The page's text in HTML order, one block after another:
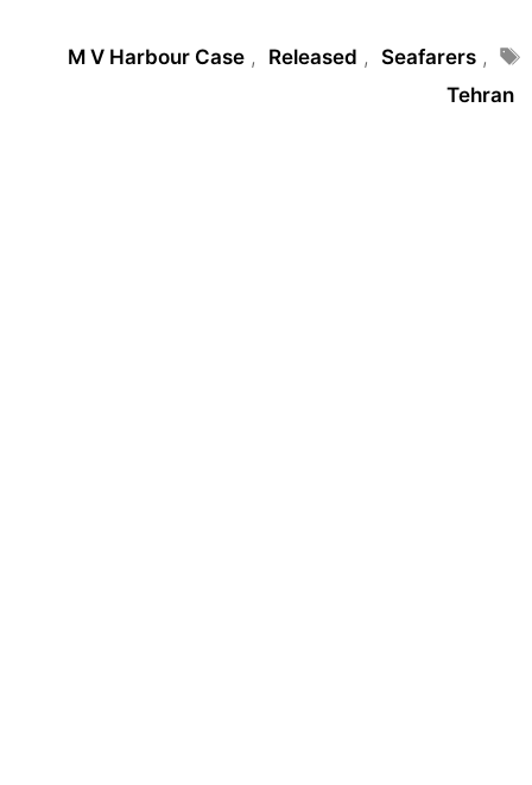
Tags
M V Harbour Case , Released , Seafarers ,
Tehran